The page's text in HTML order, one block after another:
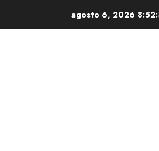
agosto 6, 2026